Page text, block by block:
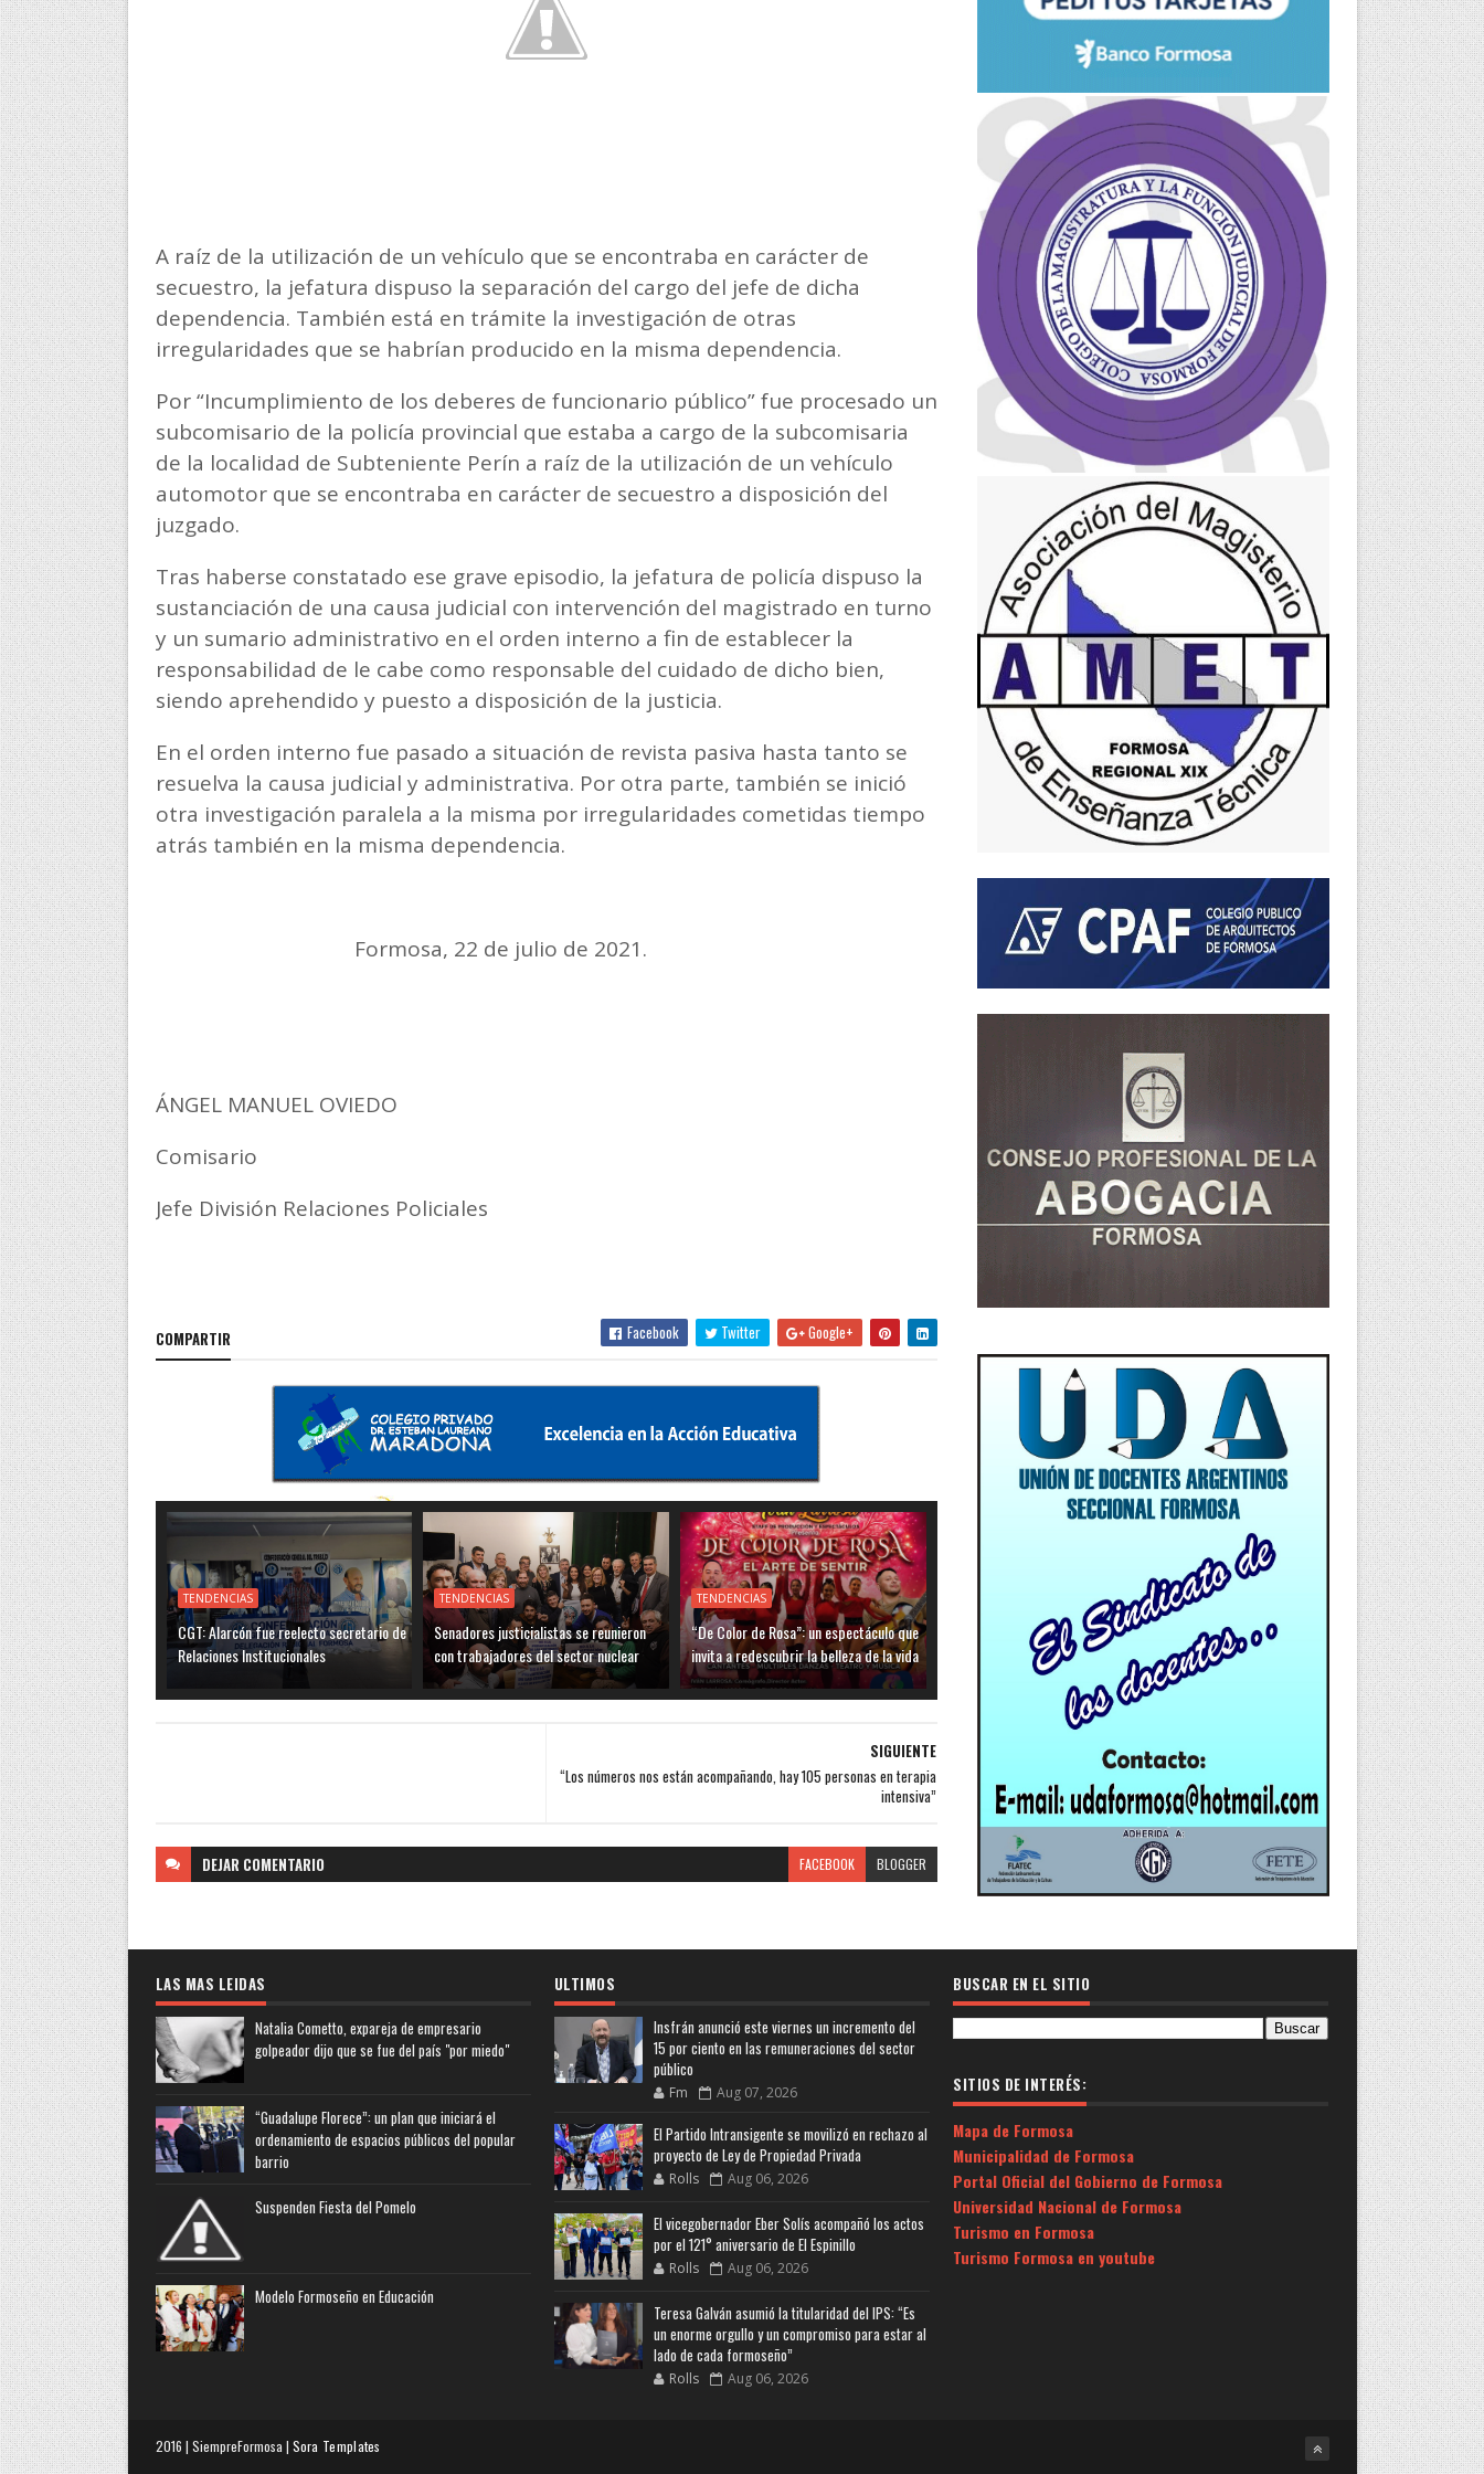
A raíz de la utilización de un vehículo que se encontraba en carácter de
secuestro, la jefatura dispuso la separación del cargo del jefe de dicha
dependencia. También está en trámite la investigación de otras
irregularidades que se habrían producido en la misma dependencia.
Por “Incumplimiento de los deberes de funcionario público” fue procesado un
subcomisario de la policía provincial que estaba a cargo de la subcomisaria
de la localidad de Subteniente Perín a raíz de la utilización de un vehículo
automotor que se encontraba en carácter de secuestro a disposición del
juzgado.
Tras haberse constatado ese grave episodio, la jefatura de policía dispuso la
sustanciación de una causa judicial con intervención del magistrado en turno
y un sumario administrativo en el orden interno a fin de establecer la
responsabilidad de le cabe como responsable del cuidado de dicho bien,
siendo aprehendido y puesto a disposición de la justicia.
En el orden interno fue pasado a situación de revista pasiva hasta tanto se
resuelva la causa judicial y administrativa. Por otra parte, también se inició
otra investigación paralela a la misma por irregularidades cometidas tiempo
atrás también en la misma dependencia.
Formosa, 22 de julio de 2021.
ÁNGEL MANUEL OVIEDO
Comisario
Jefe División Relaciones Policiales
COMPARTIR Facebook Twitter Google+
TENDENCIAS
CGT: Alarcón fue reelecto secretario de
Relaciones Institucionales
TENDENCIAS
Senadores justicialistas se reunieron
con trabajadores del sector nuclear
TENDENCIAS
“De Color de Rosa”: un espectáculo que
invita a redescubrir la belleza de la vida
SIGUIENTE
“Los números nos están acompañando, hay 105 personas en terapia
intensiva”
DEJAR COMENTARIO FACEBOOK BLOGGER
LAS MAS LEIDAS
Natalia Cometto, expareja de empresario
golpeador dijo que se fue del país "por miedo"
“Guadalupe Florece”: un plan que iniciará el
ordenamiento de espacios públicos del popular
barrio
Suspenden Fiesta del Pomelo
Modelo Formoseño en Educación
ULTIMOS
Insfrán anunció este viernes un incremento del
15 por ciento en las remuneraciones del sector
público
Fm Aug 07, 2026
El Partido Intransigente se movilizó en rechazo al
proyecto de Ley de Propiedad Privada
Rolls Aug 06, 2026
El vicegobernador Eber Solís acompañó los actos
por el 121° aniversario de El Espinillo
Rolls Aug 06, 2026
Teresa Galván asumió la titularidad del IPS: “Es
un enorme orgullo y un compromiso para estar al
lado de cada formoseño”
Rolls Aug 06, 2026
BUSCAR EN EL SITIO
SITIOS DE INTERÉS:
Mapa de Formosa
Municipalidad de Formosa
Portal Oficial del Gobierno de Formosa
Universidad Nacional de Formosa
Turismo en Formosa
Turismo Formosa en youtube
2016 | SiempreFormosa | Sora Templates